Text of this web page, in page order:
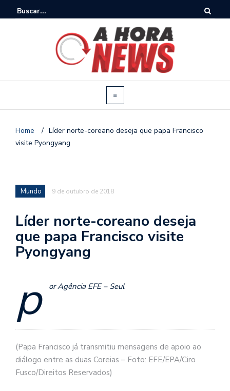
Home / Líder norte-coreano deseja que papa Francisco
visite Pyongyang
Mundo 9 de outubro de 2018
Líder norte-coreano deseja
que papa Francisco visite
Pyongyang
p or Agência EFE – Seul
(Papa Francisco já transmitiu mensagens de apoio ao
diálogo entre as duas Coreias – Foto: EFE/EPA/Ciro
Fusco/Direitos Reservados)